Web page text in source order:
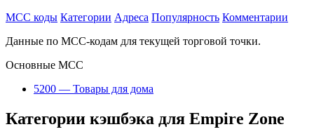
MCC коды Категории Адреса Популярность Комментарии
Данные по MCC-кодам для текущей торговой точки.
Основные MCC
5200 — Товары для дома
Категории кэшбэка для Empire Zone